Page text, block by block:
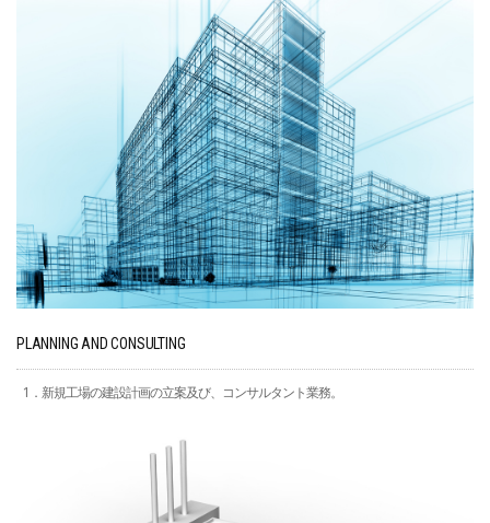
PLANNING AND CONSULTING
1．新規工場の建設計画の立案及び、コンサルタント業務。